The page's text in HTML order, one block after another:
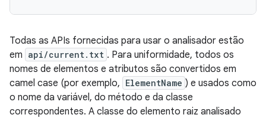
Todas as APIs fornecidas para usar o analisador estão
em api/current.txt . Para uniformidade, todos os
nomes de elementos e atributos são convertidos em
camel case (por exemplo, ElementName ) e usados como
o nome da variável, do método e da classe
correspondentes. A classe do elemento raiz analisado